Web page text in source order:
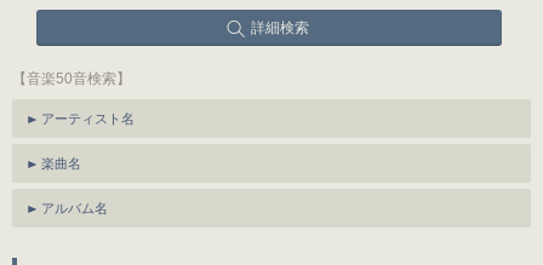
詳細検索
【音楽50音検索】
アーティスト名
楽曲名
アルバム名